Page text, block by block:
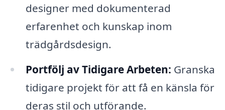
designer med dokumenterad
erfarenhet och kunskap inom
trädgårdsdesign.
Portfölj av Tidigare Arbeten: Granska
tidigare projekt för att få en känsla för
deras stil och utförande.